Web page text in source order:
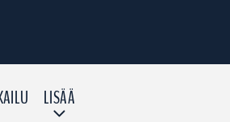
LISÄÄ